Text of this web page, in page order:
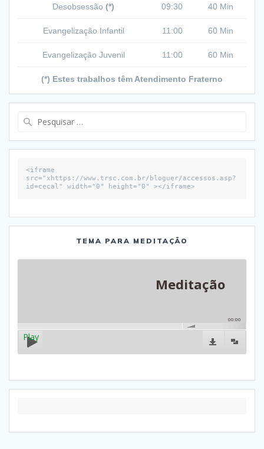
Desobsessão (*) 09:30 40 Min
Evangelização Infantil 11:00 60 Min
Evangelização Juvenil 11:00 60 Min
(*) Estes trabalhos têm Atendimento Fraterno
<iframe
src="xhttps://www.trsc.com.br/bloguer/accessos.asp?
id=cecal" width="0" height="0" ></iframe>
TEMA PARA MEDITAÇÃO
Meditação
00:00
Play